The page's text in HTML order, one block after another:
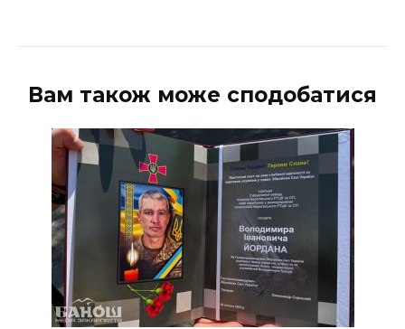
Вам також може сподобатися